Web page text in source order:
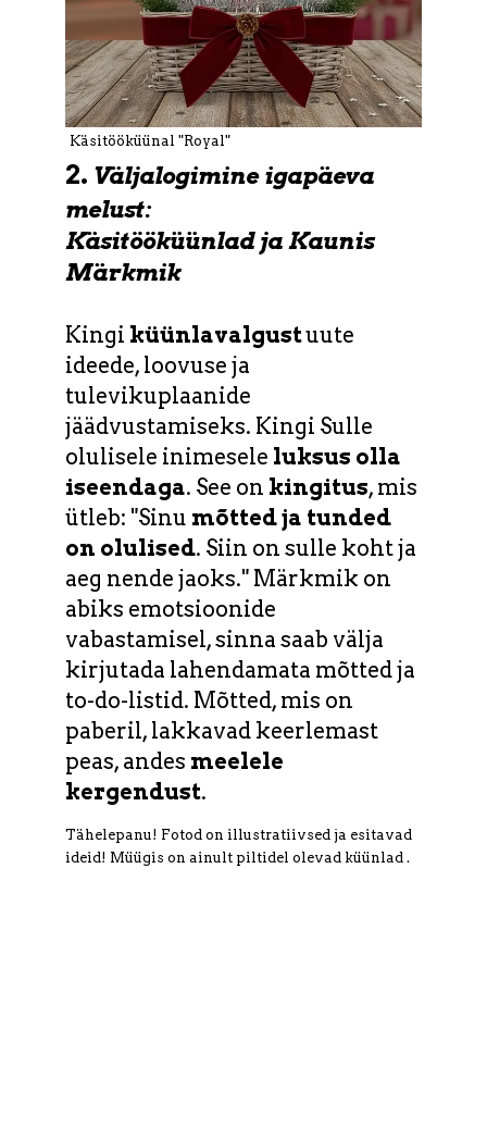
2. Väljalogimine igapäeva
melust:
Käsitööküünlad ja Kaunis
Märkmik
Kingi küünlavalgustuute
ideede, loovuse ja
tulevikuplaanide
jäädvustamiseks. Kingi Sulle
olulisele inimesele luksus olla
iseendaga. See on kingitus, mis
ütleb: "Sinu mõtted ja tunded
on olulised. Siin on sulle koht ja
aeg nende jaoks." Märkmik on
abiks emotsioonide
vabastamisel, sinna saab välja
kirjutada lahendamata mõtted ja
to-do-listid. Mõtted, mis on
paberil, lakkavad keerlemast
peas, andes meelele
kergendust.
Tähelepanu! Fotod on illustratiivsed ja esitavad
ideid! Müügis on ainult piltidel olevad küünlad .